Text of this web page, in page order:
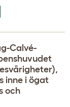
Calvé-
inne i ögat
och